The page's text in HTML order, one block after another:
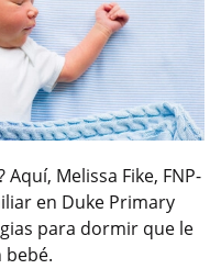
Melissa Fike, FNP-
en Duke Primary
para dormir que le